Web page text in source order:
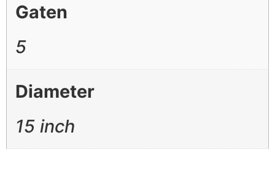
Gaten
5
Diameter
15 inch